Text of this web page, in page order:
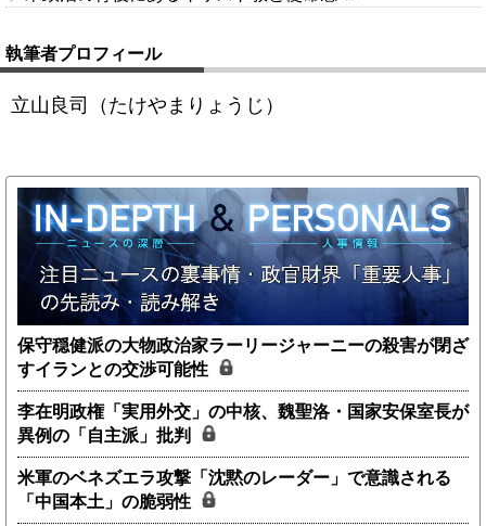
執筆者プロフィール
立山良司（たけやまりょうじ）
保守穏健派の大物政治家ラーリージャーニーの殺害が閉ざ
すイランとの交渉可能性
李在明政権「実用外交」の中核、魏聖洛・国家安保室長が
異例の「自主派」批判
米軍のベネズエラ攻撃「沈黙のレーダー」で意識される
「中国本土」の脆弱性